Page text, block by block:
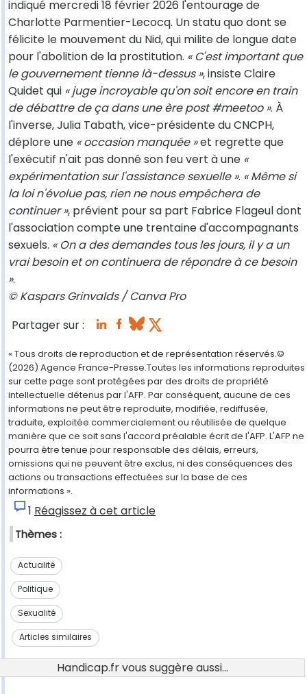
indiqué mercredi 18 février 2026 l'entourage de
Charlotte Parmentier-Lecocq. Un statu quo dont se
félicite le mouvement du Nid, qui milite de longue date
pour l'abolition de la prostitution. « C'est important que
le gouvernement tienne là-dessus », insiste Claire
Quidet qui « juge incroyable qu'on soit encore en train
de débattre de ça dans une ère post #meetoo ». À
l'inverse, Julia Tabath, vice-présidente du CNCPH,
déplore une « occasion manquée »et regrette que
l'exécutif n'ait pas donné son feu vert à une «
expérimentation sur l'assistance sexuelle ». « Même si
la loi n'évolue pas, rien ne nous empêchera de
continuer », prévient pour sa part Fabrice Flageul dont
l'association compte une trentaine d'accompagnants
sexuels. « On a des demandes tous les jours, il y a un
vrai besoin et on continuera de répondre à ce besoin
».
© Kaspars Grinvalds / Canva Pro
Partager sur :
« Tous droits de reproduction et de représentation réservés.©
(2026) Agence France-Presse.Toutes les informations reproduites
sur cette page sont protégées par des droits de propriété
intellectuelle détenus par l'AFP. Par conséquent, aucune de ces
informations ne peut être reproduite, modifiée, rediffusée,
traduite, exploitée commercialement ou réutilisée de quelque
manière que ce soit sans l'accord préalable écrit de l'AFP. L'AFP ne
pourra être tenue pour responsable des délais, erreurs,
omissions qui ne peuvent être exclus, ni des conséquences des
actions ou transactions effectuées sur la base de ces
informations ».
1 Réagissez à cet article
Thèmes :
Actualité
Politique
Sexualité
Articles similaires
Handicap.fr vous suggère aussi...